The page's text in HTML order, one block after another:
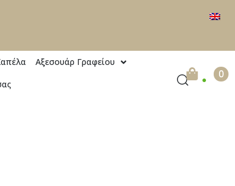
Αξεσουάρ Γραφείου
. 0